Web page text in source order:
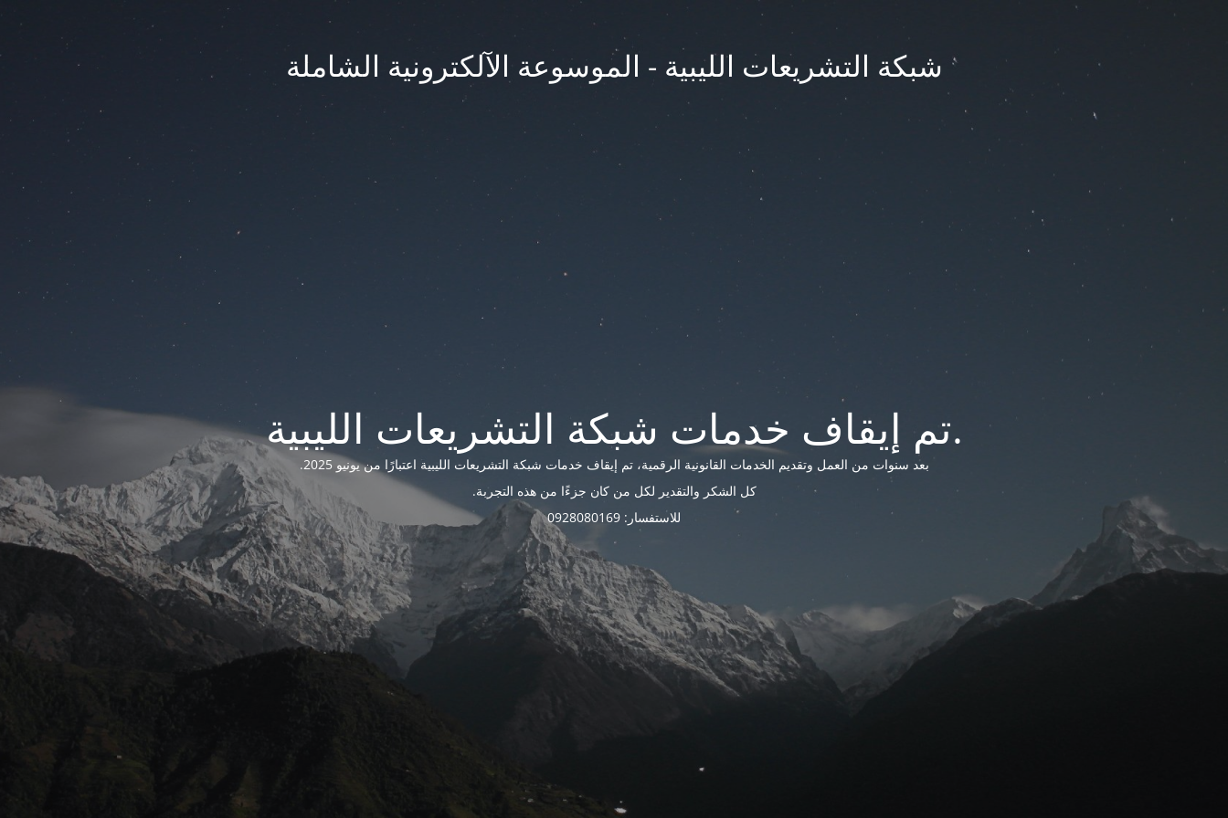
شبكة التشريعات الليبية - الموسوعة الآلكترونية الشاملة
تم إيقاف خدمات شبكة التشريعات الليبية.
بعد سنوات من العمل وتقديم الخدمات القانونية الرقمية، تم إيقاف خدمات شبكة التشريعات الليبية اعتبارًا من يونيو 2025.
كل الشكر والتقدير لكل من كان جزءًا من هذه التجربة.
للاستفسار: 0928080169